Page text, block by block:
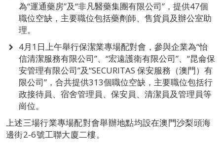
為“運通藥房”及“非凡醫藥集團有限公司”，提供47個
職位空缺，主要職位包括藥劑師、售貨員及辦公室助
理。
4月1日上午舉行保潔業專場配對會，參與企業為“怡
信清潔服務有限公司”、“宏遠護衛有限公司”、“昆侖保
安管理有限公司”及“SECURITAS 保安服務（澳門）有
限公司”，合共提供313個職位空缺，主要職位包括行
政接待員、宿舍管理員、保安員、清潔員及管理員等
崗位。
上述三場行業專場配對會舉辦地點均設在澳門沙梨頭海
邊街2-6號工聯大廈二樓。